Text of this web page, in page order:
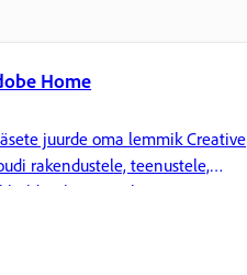
Home
juurde oma lemmik Creative
rakendustele, teenustele,
ja muule.